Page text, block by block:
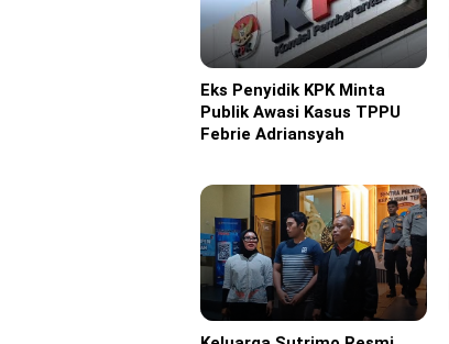
Headline
Eks Penyidik KPK Minta
Publik Awasi Kasus TPPU
Febrie Adriansyah